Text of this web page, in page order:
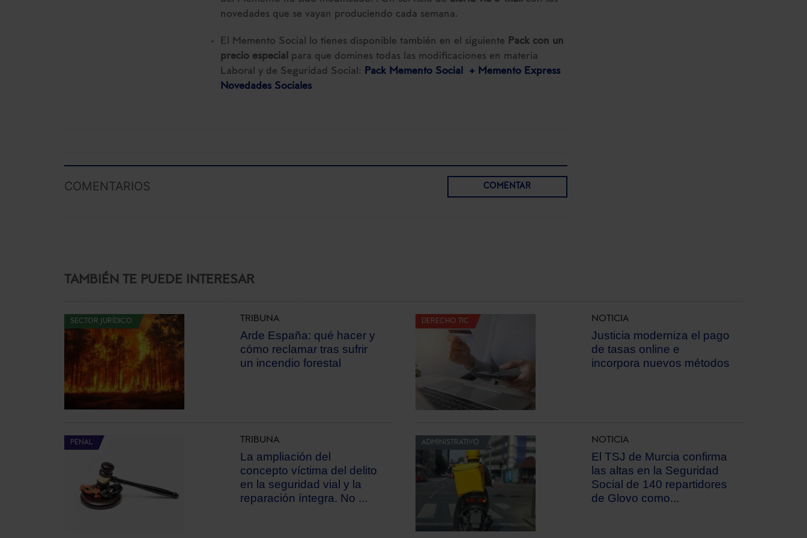
novedades que se vayan produciendo cada semana.
El Memento Social lo tienes disponible también en el siguiente Pack con un
precio especial para que domines todas las modificaciones en materia
Laboral y de Seguridad Social: Pack Memento Social + Memento Express
Novedades Sociales
COMENTARIOS COMENTAR
TAMBIÉN TE PUEDE INTERESAR
SECTOR JURÍDICO TRIBUNA
Arde España: qué hacer y
cómo reclamar tras sufrir
un incendio forestal
DERECHO TIC NOTICIA
Justicia moderniza el pago
de tasas online e
incorpora nuevos métodos
PENAL TRIBUNA
La ampliación del
concepto víctima del delito
en la seguridad vial y la
reparación íntegra. No ...
ADMINISTRATIVO NOTICIA
El TSJ de Murcia confirma
las altas en la Seguridad
Social de 140 repartidores
de Glovo como...